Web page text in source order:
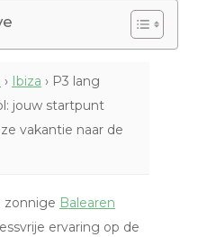
› Ibiza › P3 lang
jouw startpunt
vakantie naar de
zonnige Balearen
ervaring op de